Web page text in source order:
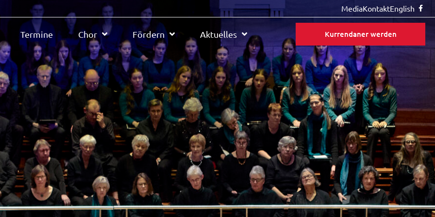
MediaKontaktEnglish
Termine Chor Fördern Aktuelles Kurrendaner werden